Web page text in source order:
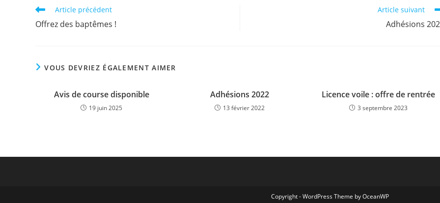
Read
more
articles
Article précédent
Offrez des baptêmes !
Article suivant
Adhésions
VOUS DEVRIEZ ÉGALEMENT AIMER
Avis de course disponible
19 juin 2025
Adhésions 2022
13 février 2022
Licence voile : offre de rentrée
3 septembre 2023
Copyright - WordPress Theme by OceanWP